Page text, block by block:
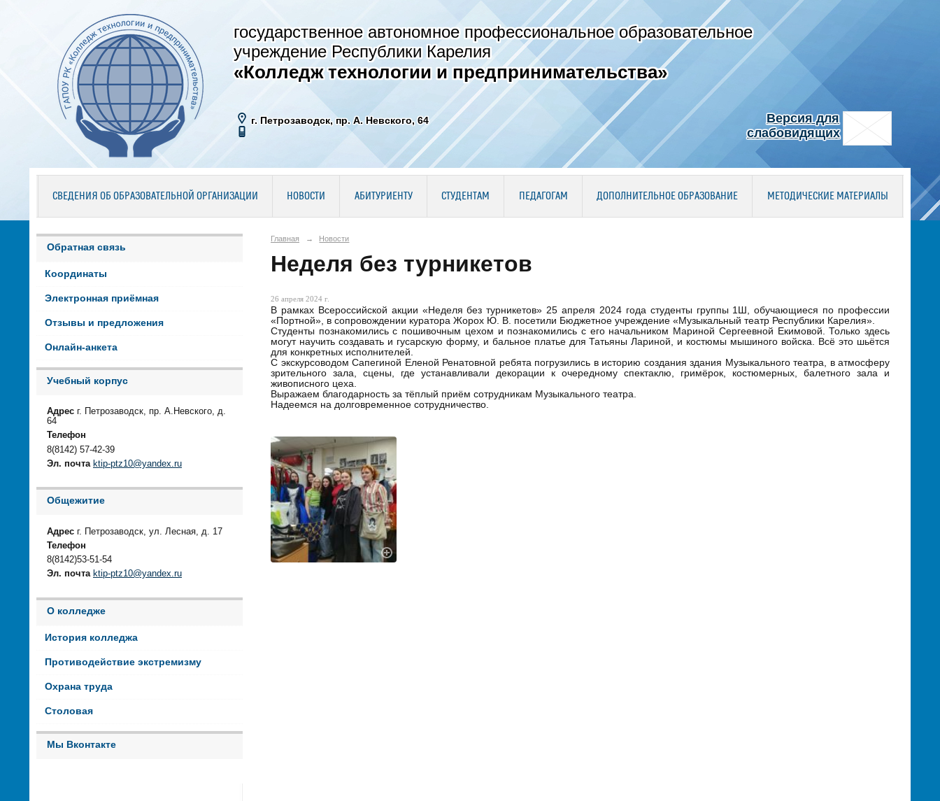
государственное автономное профессиональное образовательное
учреждение Республики Карелия
«Колледж технологии и предпринимательства»
г. Петрозаводск, пр. А. Невского, 64
Версия для
слабовидящих
СВЕДЕНИЯ ОБ ОБРАЗОВАТЕЛЬНОЙ ОРГАНИЗАЦИИ НОВОСТИ АБИТУРИЕНТУ СТУДЕНТАМ ПЕДАГОГАМ ДОПОЛНИТЕЛЬНОЕ ОБРАЗОВАНИЕ МЕТОДИЧЕСКИЕ МАТЕРИАЛЫ
Обратная связь
Координаты
Электронная приёмная
Отзывы и предложения
Онлайн-анкета
Учебный корпус
Адрес г. Петрозаводск, пр. А.Невского, д.
64
Телефон
8(8142) 57-42-39
Эл. почта ktip-ptz10@yandex.ru
Общежитие
Адрес г. Петрозаводск, ул. Лесная, д. 17
Телефон
8(8142)53-51-54
Эл. почта ktip-ptz10@yandex.ru
О колледже
История колледжа
Противодействие экстремизму
Охрана труда
Столовая
Мы Вконтакте
Главная → Новости
Неделя без турникетов
26 апреля 2024 г.
В рамках Всероссийской акции «Неделя без турникетов» 25 апреля 2024 года студенты группы 1Ш, обучающиеся по профессии
«Портной», в сопровождении куратора Жорох Ю. В. посетили Бюджетное учреждение «Музыкальный театр Республики Карелия».
Студенты познакомились с пошивочным цехом и познакомились с его начальником Мариной Сергеевной Екимовой. Только здесь
могут научить создавать и гусарскую форму, и бальное платье для Татьяны Лариной, и костюмы мышиного войска. Всё это шьётся
для конкретных исполнителей.
С экскурсоводом Сапегиной Еленой Ренатовной ребята погрузились в историю создания здания Музыкального театра, в атмосферу
зрительного зала, сцены, где устанавливали декорации к очередному спектаклю, гримёрок, костюмерных, балетного зала и
живописного цеха.
Выражаем благодарность за тёплый приём сотрудникам Музыкального театра.
Надеемся на долговременное сотрудничество.